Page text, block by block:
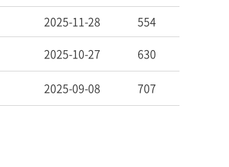
2025-11-28
554
2025-10-27 630
2025-09-08 707